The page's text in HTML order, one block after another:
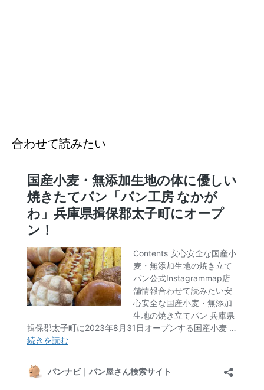
合わせて読みたい